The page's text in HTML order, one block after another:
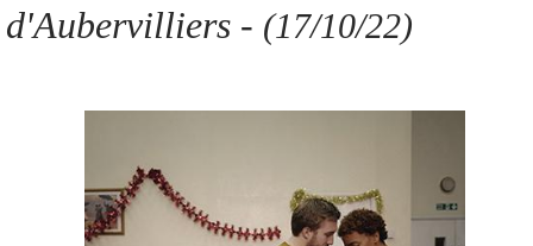
Se connecter
d'Aubervilliers - (17/10/22)